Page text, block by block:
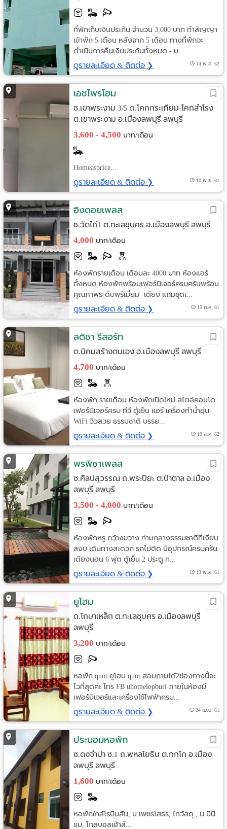
ที่พักเก็บเงินประกัน จำนวน 3,000 บาท ทำสัญญา
เข้าพัก 5 เดือน หลังจาก 5 เดือน ทางที่พักจะ
ดำเนินการคืนเงินประกันทั้งหมด - ม...
ดูรายละเอียด & ติดต่อ ❯ 14 พ.ค. 62
เอชไพรโฮม
ซ.เขาพระงาม 3/5 ถ.โคกกระเทียม-โคกสำโรง
ต.เขาพระงาม อ.เมืองลพบุรี ลพบุรี
3,600 - 4,500 บาท/เดือน
Homeasprice...
ดูรายละเอียด & ติดต่อ ❯ 10 พ.ย. 61
อิงดอยเพลส
ซ.วัดไก่1 ต.ทะเลชุบศร อ.เมืองลพบุรี ลพบุรี
4,000 บาท/เดือน
ห้องพักรายเดือน เดือนละ 4000 บาท ห้องแอร์
ทั้งหมด ห้องพักพร้อมเฟอร์นิเจอร์ครบครันพร้อม
คุณภาพระดับพรีเมี่ยม -เตียง แถมชุดเ...
ดูรายละเอียด & ติดต่อ ❯ 19 ก.ค. 61
ลติชา รีสอร์ท
ต.นิคมสร้างตนเอง อ.เมืองลพบุรี ลพบุรี
4,700 บาท/เดือน
ห้องพัก รายเดือน ห้องพักเปิดใหม่ สไตล์คอนโด
เฟอร์นิเจอร์ครบ ทีวี ตู้เย็น แอร์ เครื่องทำน้ำอุ่น
WiFi วิวสวย ธรรมชาติ บรรย...
ดูรายละเอียด & ติดต่อ ❯ 19 ส.ค. 62
พรพิชาเพลส
ซ.ศิลปสุวรรณ ถ.พระปิยะ ต.ป่าตาล อ.เมือง
ลพบุรี ลพบุรี
3,500 - 4,000 บาท/เดือน
ห้องพักหรู กว้างขวาง ท่ามกลางธรรมชาติที่เงียบ
สงบ เดินทางสะดวก รถไม่ติด มีอุปกรณ์ครบครัน
เตียงนอน 6 ฟุต ตู้เย็น 2 ประตู ท...
ดูรายละเอียด & ติดต่อ ❯ 13 พ.ค. 61
ยูโฮม
ถ.โกษาเหล็ก ต.ทะเลชุบศร อ.เมืองลพบุรี
ลพบุรี
3,200 บาท/เดือน
หอพัก quot ยูโฮม quot สอบถามได้2ช่องทางนี้จะ
ไวที่สุดค่ะ โทร FB uhomelopburi ภายในห้องมี
เฟอร์นิเจอร์และเครื่องใช้ไฟฟ้าครบ...
ดูรายละเอียด & ติดต่อ ❯ 24 เม.ย. 61
ประนอมหอพัก
ซ.ดงจำปา ซ.1 ถ.พหลโยธิน ต.กกโก อ.เมือง
ลพบุรี ลพบุรี
1,600 บาท/เดือน
หอพักใกล้โรบินสัน, ม.เพชรโสธร, ไทวัสดุ , บ.มินิ
แบ, โกลบอลเฮ้าส์...